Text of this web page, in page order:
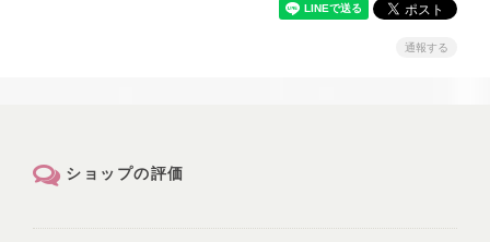
通報する
ショップの評価